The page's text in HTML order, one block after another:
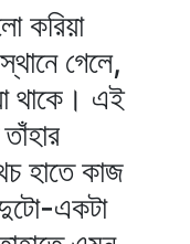
করিয়া
গেলে,
থাকে। এই
হাতে কাজ
একটা